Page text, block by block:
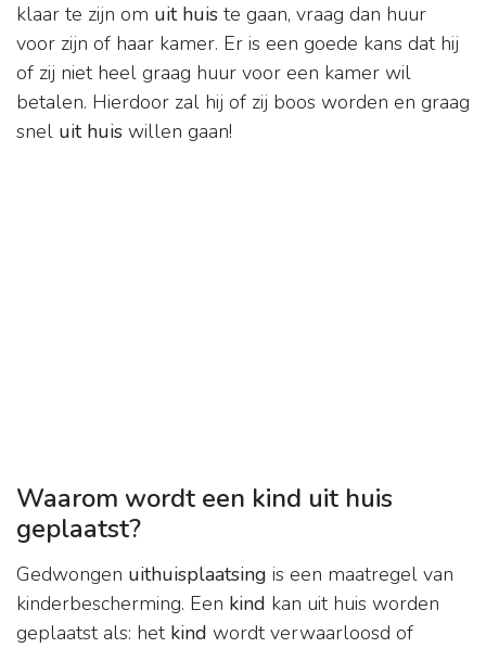
klaar te zijn om uit huis te gaan, vraag dan huur
voor zijn of haar kamer. Er is een goede kans dat hij
of zij niet heel graag huur voor een kamer wil
betalen. Hierdoor zal hij of zij boos worden en graag
snel uit huis willen gaan!
Waarom wordt een kind uit huis
geplaatst?
Gedwongen uithuisplaatsing is een maatregel van
kinderbescherming. Een kind kan uit huis worden
geplaatst als: het kind wordt verwaarloosd of